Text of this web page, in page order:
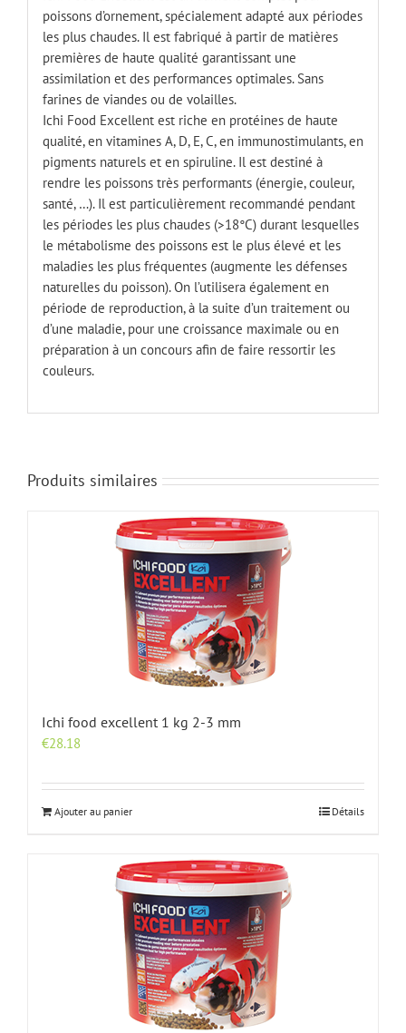
poissons d’ornement, spécialement adapté aux périodes
les plus chaudes. Il est fabriqué à partir de matières
premières de haute qualité garantissant une
assimilation et des performances optimales. Sans
farines de viandes ou de volailles.
Ichi Food Excellent est riche en protéines de haute
qualité, en vitamines A, D, E, C, en immunostimulants, en
pigments naturels et en spiruline. Il est destiné à
rendre les poissons très performants (énergie, couleur,
santé, …). Il est particulièrement recommandé pendant
les périodes les plus chaudes (>18°C) durant lesquelles
le métabolisme des poissons est le plus élevé et les
maladies les plus fréquentes (augmente les défenses
naturelles du poisson). On l’utilisera également en
période de reproduction, à la suite d’un traitement ou
d’une maladie, pour une croissance maximale ou en
préparation à un concours afin de faire ressortir les
couleurs.
Produits similaires
Ichi food excellent 1 kg 2-3 mm
€28.18
Ajouter au panier Détails